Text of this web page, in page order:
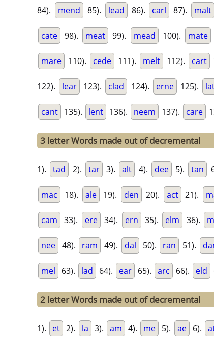
84). mend 85). lead 86). carl 87). malt
cate 98). meat 99). mead 100). mate
mare 110). cede 111). melt 112). cart
122). lear 123). clad 124). erne 125).
cant 135). lent 136). neem 137). care
3 letter Words made out of decremental
1). tad 2). tar 3). alt 4). dee 5). tan
mac 18). ale 19). den 20). act 21).
cam 33). ere 34). ern 35). elm 36).
nee 48). ram 49). dal 50). ran 51).
mel 63). lad 64). ear 65). arc 66). eld
2 letter Words made out of decremental
1). et 2). la 3). am 4). me 5). ae 6).